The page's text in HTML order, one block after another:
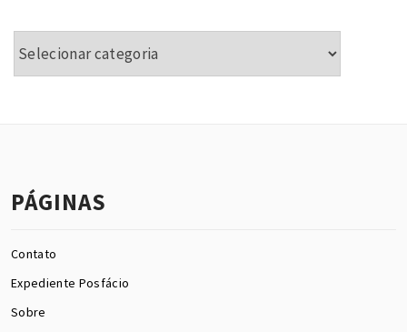
PÁGINAS
Contato
Expediente Posfácio
Sobre